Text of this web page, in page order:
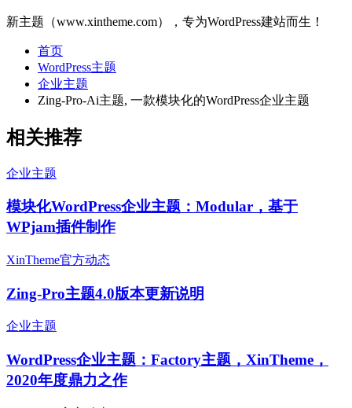
新主题（www.xintheme.com），专为WordPress建站而生！
首页
WordPress主题
企业主题
Zing-Pro-Ai主题, 一款模块化的WordPress企业主题
相关推荐
企业主题
模块化WordPress企业主题：Modular，基于
WPjam插件制作
XinTheme官方动态
Zing-Pro主题4.0版本更新说明
企业主题
WordPress企业主题：Factory主题，XinTheme，
2020年度鼎力之作